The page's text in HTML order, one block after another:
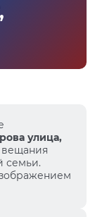
улица,
вещания
семьи.